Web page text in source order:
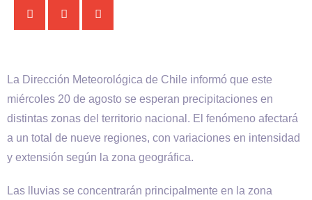
La Dirección Meteorológica de Chile informó que este
miércoles 20 de agosto se esperan precipitaciones en
distintas zonas del territorio nacional. El fenómeno afectará
a un total de nueve regiones, con variaciones en intensidad
y extensión según la zona geográfica.
Las lluvias se concentrarán principalmente en la zona